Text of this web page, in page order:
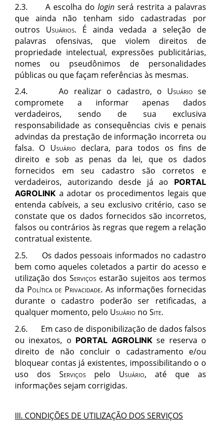
2.3. A escolha do login será restrita a palavras
que ainda não tenham sido cadastradas por
outros Usuários. É ainda vedada a seleção de
palavras ofensivas, que violem direitos de
propriedade intelectual, expressões publicitárias,
nomes ou pseudônimos de personalidades
públicas ou que façam referências às mesmas.
2.4. Ao realizar o cadastro, o Usuário se
compromete a informar apenas dados
verdadeiros, sendo de sua exclusiva
responsabilidade as consequências civis e penais
advindas da prestação de informação incorreta ou
falsa. O Usuário declara, para todos os fins de
direito e sob as penas da lei, que os dados
fornecidos em seu cadastro são corretos e
verdadeiros, autorizando desde já ao PORTAL
AGROLINK a adotar os procedimentos legais que
entenda cabíveis, a seu exclusivo critério, caso se
constate que os dados fornecidos são incorretos,
falsos ou contrários às regras que regem a relação
contratual existente.
2.5. Os dados pessoais informados no cadastro
bem como aqueles coletados a partir do acesso e
utilização dos Serviços estarão sujeitos aos termos
da Política de Privacidade. As informações fornecidas
durante o cadastro poderão ser retificadas, a
qualquer momento, pelo Usuário no Site.
2.6. Em caso de disponibilização de dados falsos
ou inexatos, o PORTAL AGROLINK se reserva o
direito de não concluir o cadastramento e/ou
bloquear contas já existentes, impossibilitando o o
uso dos Serviços pelo Usuário, até que as
informações sejam corrigidas.
III. CONDIÇÕES DE UTILIZAÇÃO DOS SERVIÇOS